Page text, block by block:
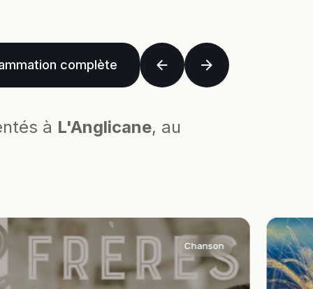
notre
complète
à L'Anglicane, au
Chanson